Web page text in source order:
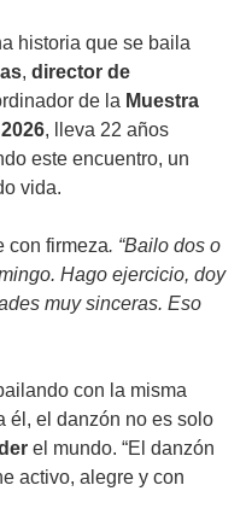
historia que se baila
, director de
de la Muestra
, lleva 22 años
este encuentro, un
vida.
con firmeza. “Bailo dos o
Hago ejercicio, doy
muy sinceras. Eso
con la misma
él, el danzón no es solo
el mundo. “El danzón
activo, alegre y con